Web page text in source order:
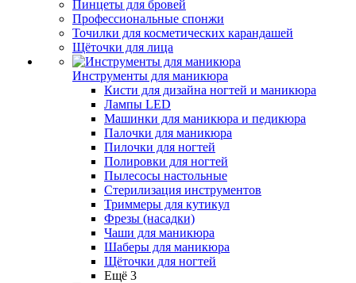
Пинцеты для бровей
Профессиональные спонжи
Точилки для косметических карандашей
Щёточки для лица
Инструменты для маникюра
Кисти для дизайна ногтей и маникюра
Лампы LED
Машинки для маникюра и педикюра
Палочки для маникюра
Пилочки для ногтей
Полировки для ногтей
Пылесосы настольные
Стерилизация инструментов
Триммеры для кутикул
Фрезы (насадки)
Чаши для маникюра
Шаберы для маникюра
Щёточки для ногтей
Ещё 3